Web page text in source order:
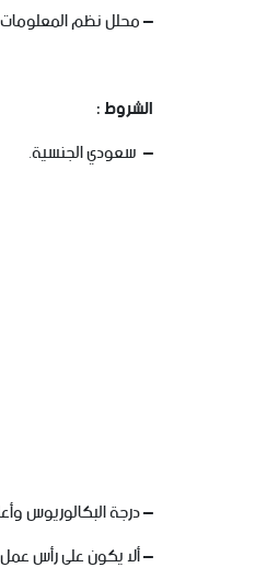
– محلل نظم المعلومات
الشروط :
– سعودي الجنسية.
– درجة البكالوريوس
– ألا يكون على رأس